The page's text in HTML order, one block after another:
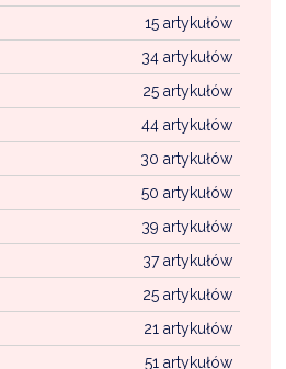
15 artykułów
34 artykułów
25 artykułów
44 artykułów
30 artykułów
50 artykułów
39 artykułów
37 artykułów
25 artykułów
21 artykułów
51 artykułów